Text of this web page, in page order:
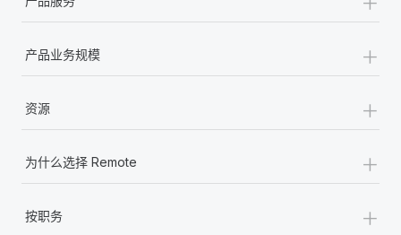
产品业务规模 +
资源 +
为什么选择 Remote +
按职务 +